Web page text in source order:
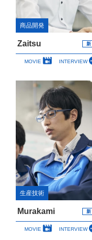
商品開発
Zaitsu
MOVIE INTERVIEW
生産技術
Murakami
MOVIE INTERVIEW